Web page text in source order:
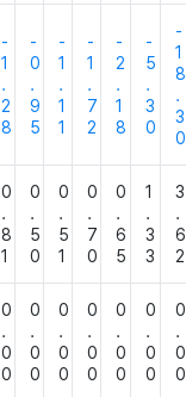
-
1
.
2
8
-
0
.
9
5
-
1
.
1
1
-
1
.
7
2
-
2
.
1
8
-
5
.
3
0
-
1
8
.
3
0
0
.
8
1
0
.
5
0
0
.
5
1
0
.
7
0
0
.
6
5
1
.
3
3
3
.
6
2
0
.
0
0
0
.
0
0
0
.
0
0
0
.
0
0
0
.
0
0
0
.
0
0
0
.
0
0